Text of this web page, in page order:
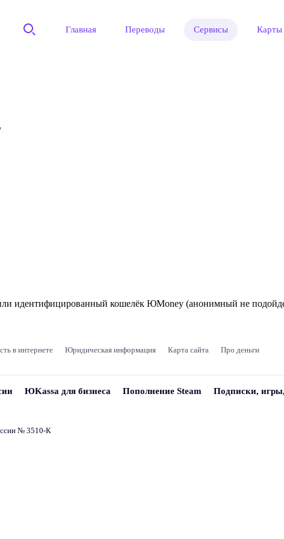
Главная Переводы Сервисы Карты
идентифицированный кошелёк ЮMoney (анонимный не
в интернете Юридическая информация Карта сайта Про деньги
ЮKassa для бизнеса Пополнение Steam Подписки,
№ 3510‑К